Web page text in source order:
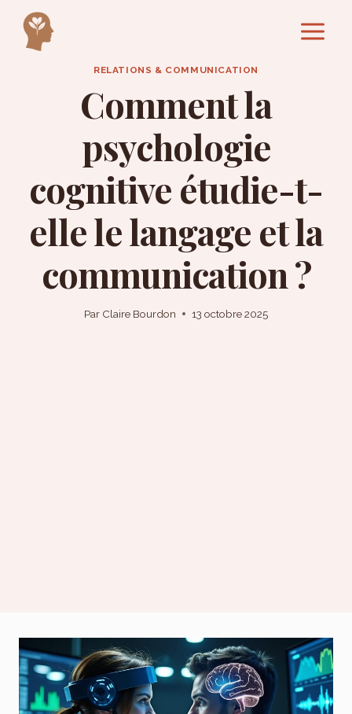
contenu
RELATIONS & COMMUNICATION
Comment la
psychologie
cognitive étudie-t-
elle le langage et la
communication ?
Par Claire Bourdon 13 octobre 2025